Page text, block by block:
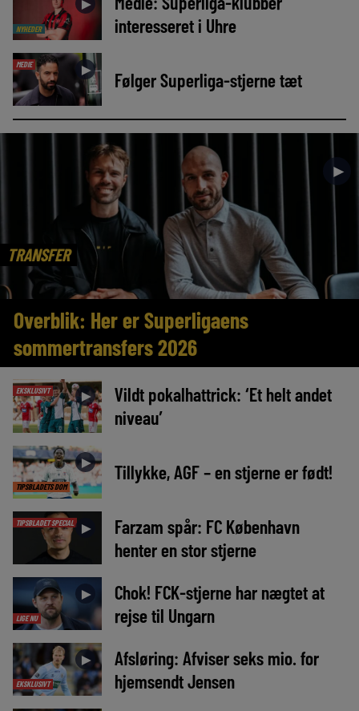
NYHEDER
►
interesseret i Uhre
MEDIE ► Følger Superliga-stjerne tæt
TRANSFER
►
Overblik: Her er Superligaens
sommertransfers 2026
EKSKLUSIVT ►
Vildt pokalhattrick: ‘Et helt andet
niveau’
TIPSBLADETS DOM
► Tillykke, AGF – en stjerne er født!
TIPSBLADET SPECIAL ►
Farzam spår: FC København
henter en stor stjerne
LIGE NU
►
Chok! FCK-stjerne har nægtet at
rejse til Ungarn
EKSKLUSIVT
►
Afsløring: Afviser seks mio. for
hjemsendt Jensen